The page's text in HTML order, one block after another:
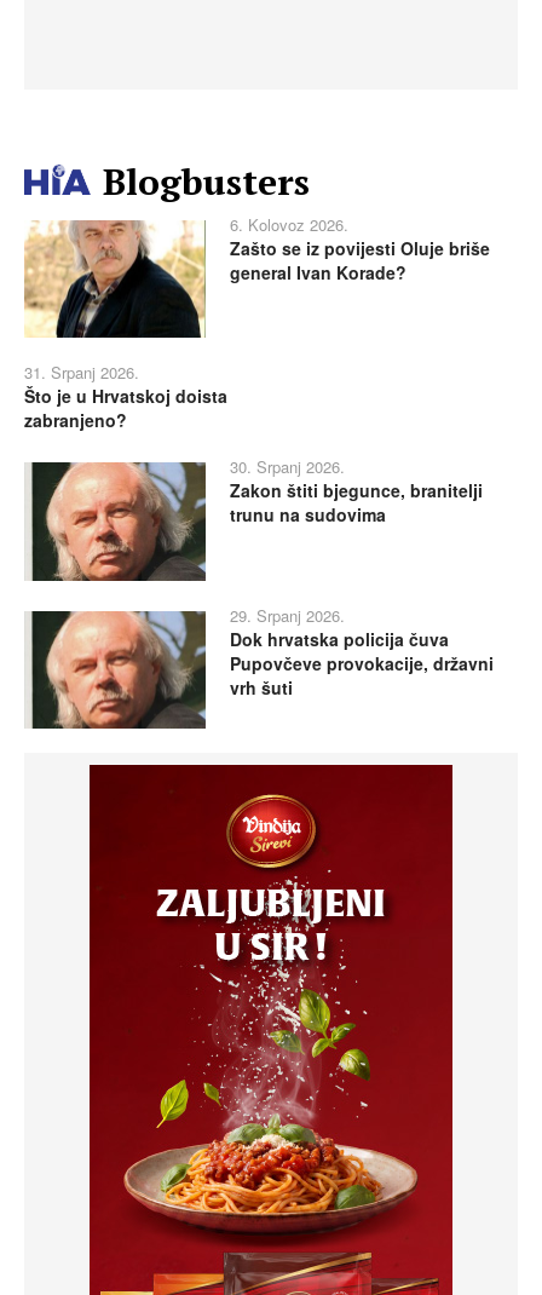
Blogbusters
6. Kolovoz 2026.
Zašto se iz povijesti Oluje briše
general Ivan Korade?
31. Srpanj 2026.
Što je u Hrvatskoj doista
zabranjeno?
30. Srpanj 2026.
Zakon štiti bjegunce, branitelji
trunu na sudovima
29. Srpanj 2026.
Dok hrvatska policija čuva
Pupovčeve provokacije, državni
vrh šuti